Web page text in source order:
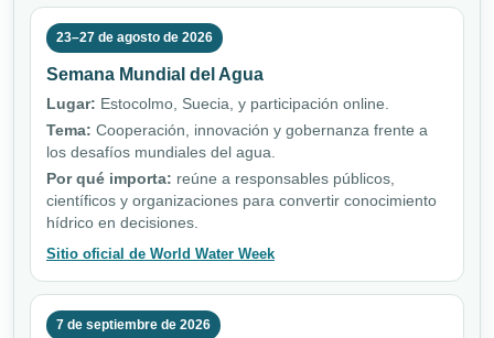
23–27 de agosto de 2026
Semana Mundial del Agua
Lugar: Estocolmo, Suecia, y participación online.
Tema: Cooperación, innovación y gobernanza frente a
los desafíos mundiales del agua.
Por qué importa: reúne a responsables públicos,
científicos y organizaciones para convertir conocimiento
hídrico en decisiones.
Sitio oficial de World Water Week
7 de septiembre de 2026